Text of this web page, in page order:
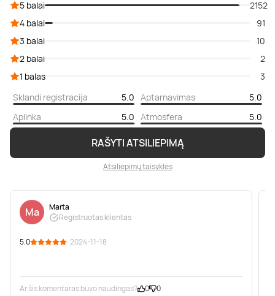
RAŠYTI ATSILIEPIMĄ
Atsiliepimų taisyklės
5 balai
2152
4 balai
91
3 balai
10
2 balai
2
1 balas
3
Sklandi registracija
5.0 Aptarnavimas
5.0
Aplinka
5.0 Atmosfera 5.0
Ma
Marta
Registruotas klientas
5.0 · 2024-11-18
Ar šis komentaras buvo naudingas? 0 0